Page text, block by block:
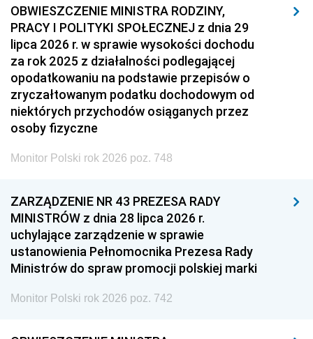
OBWIESZCZENIE MINISTRA RODZINY,
PRACY I POLITYKI SPOŁECZNEJ z dnia 29
lipca 2026 r. w sprawie wysokości dochodu
za rok 2025 z działalności podlegającej
opodatkowaniu na podstawie przepisów o
zryczałtowanym podatku dochodowym od
niektórych przychodów osiąganych przez
osoby fizyczne
Monitor Polski rok 2026 poz. 748
ZARZĄDZENIE NR 43 PREZESA RADY
MINISTRÓW z dnia 28 lipca 2026 r.
uchylające zarządzenie w sprawie
ustanowienia Pełnomocnika Prezesa Rady
Ministrów do spraw promocji polskiej marki
Monitor Polski rok 2026 poz. 742